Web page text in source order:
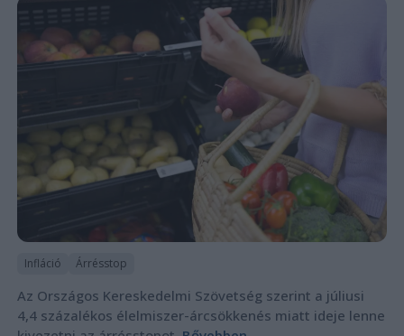
Infláció Árrésstop
Az Országos Kereskedelmi Szövetség szerint a júliusi
4,4 százalékos élelmiszer-árcsökkenés miatt ideje lenne